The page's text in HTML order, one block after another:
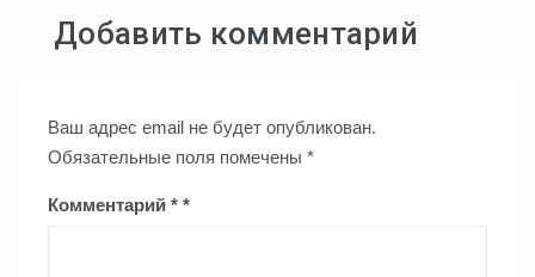
Добавить комментарий
Ваш адрес email не будет опубликован.
Обязательные поля помечены *
Комментарий *